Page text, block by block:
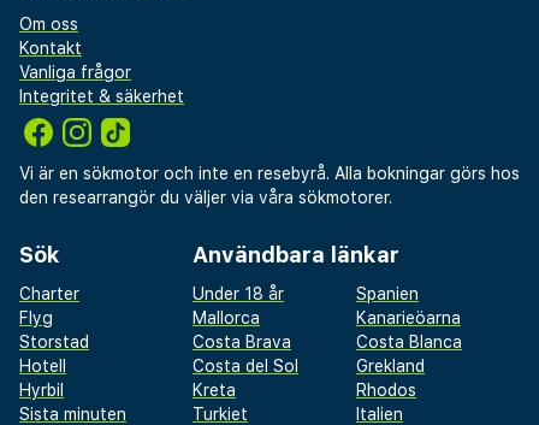
Om oss
Kontakt
Vanliga frågor
Integritet & säkerhet
Vi är en sökmotor och inte en resebyrå. Alla bokningar görs hos
den researrangör du väljer via våra sökmotorer.
Sök
Charter
Flyg
Storstad
Hotell
Hyrbil
Sista minuten
Användbara länkar
Under 18 år
Spanien
Mallorca
Kanarieöarna
Costa Brava
Costa Blanca
Costa del Sol
Grekland
Kreta
Rhodos
Turkiet
Italien